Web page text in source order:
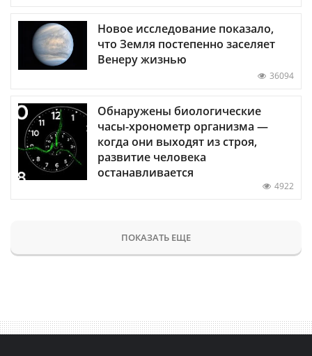
Новое исследование показало,
что Земля постепенно заселяет
Венеру жизнью
36094
Обнаружены биологические
часы-хронометр организма —
когда они выходят из строя,
развитие человека
останавливается
4922
ПОКАЗАТЬ ЕЩЕ